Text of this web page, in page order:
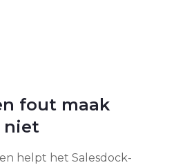
fout maak
niet
helpt het Salesdock-